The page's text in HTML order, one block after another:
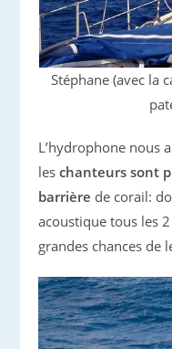
Stéphane (avec la
L’hydrophone nous
leschanteurs sont
barrière de corail:
acoustique tous les
grandes chances de